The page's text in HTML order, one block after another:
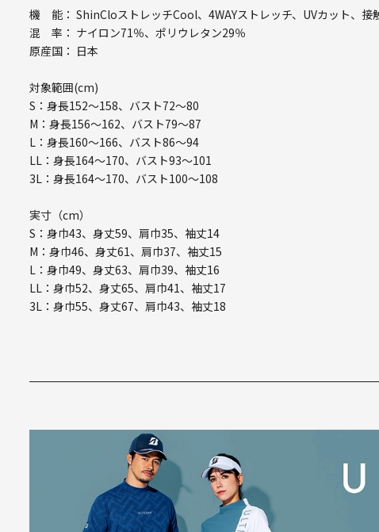
機 能： ShinCloストレッチCool、4WAYストレッチ、UVカット、接
混 率： ナイロン71％、ポリウレタン29％
原産国： 日本
対象範囲(cm)
S：身長152～158、バスト72～80
M：身長156～162、バスト79～87
L：身長160～166、バスト86～94
LL：身長164～170、バスト93～101
3L：身長164～170、バスト100～108
実寸（cm）
S：身巾43、身丈59、肩巾35、袖丈14
M：身巾46、身丈61、肩巾37、袖丈15
L：身巾49、身丈63、肩巾39、袖丈16
LL：身巾52、身丈65、肩巾41、袖丈17
3L：身巾55、身丈67、肩巾43、袖丈18